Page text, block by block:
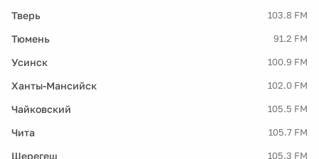
Тверь 103.8 FM
Тюмень 91.2 FM
Усинск 100.9 FM
Ханты-Мансийск 102.0 FM
Чайковский 105.5 FM
Чита 105.7 FM
Шерегеш 105.3 FM